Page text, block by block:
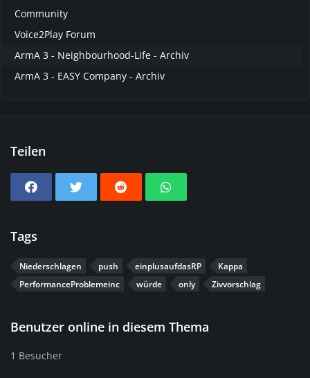
Community
Voice2Play Forum
ArmA 3 - Neighbourhood-Life - Archiv
ArmA 3 - EASY Company - Archiv
Teilen
Tags
Niederschlagen push einplusaufdasRP
Kappa
PerformanceProblemeinc
würde only Zivvorschlag
Benutzer online in diesem Thema
1 Besucher